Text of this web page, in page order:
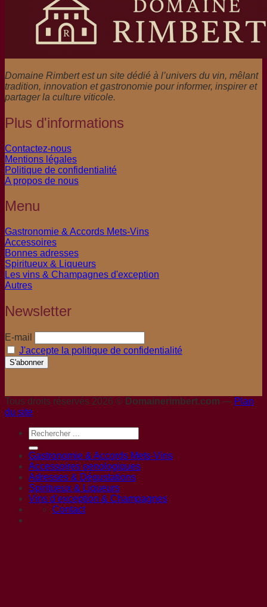
Domaine Rimbert est un site dédié à l’univers du vin, mêlant
tradition, innovation et gastronomie pour informer, inspirer et
partager la culture viticole.
Plus d'informations
Contactez-nous
Mentions légales
Politique de confidentialité
A propos de nous
Menu
Gastronomie & Accords Mets-Vins
Accessoires
Bonnes adresses
Spiritueux & Liqueurs
Les vins & Champagnes d'exception
Autres
Newsletter
E-mail
J'accepte la politique de confidentialité
Tous droits réservés 2026 © Domainerimbert.com — Plan
du site
Gastronomie & Accords Mets-Vins
Accessoires oenologiques
Adresses & Dégustations
Spiritueux & Liqueurs
Vins d’exception & Champagnes
Contact